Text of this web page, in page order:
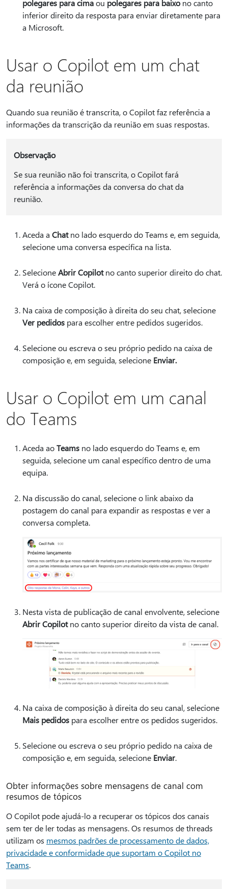
polegares para cimaou polegares para baixono canto
inferior direito da resposta para enviar diretamente para
a Microsoft.
Usar o Copilot em um chat
da reunião
Quando sua reunião é transcrita, o Copilot faz referência a
informações da transcrição da reunião em suas respostas.
Observação
Se sua reunião não foi transcrita, o Copilot fará
referência a informações da conversa do chat da
reunião.
Aceda a Chatno lado esquerdo do Teams e, em seguida,
selecione uma conversa específica na lista.
SelecioneAbrir Copilotno canto superior direito do chat.
Verá o ícone Copilot.
Na caixa de composição à direita do seu chat, selecione
Ver pedidos para escolher entre pedidos sugeridos.
Selecione ou escreva o seu próprio pedido na caixa de
composição e, em seguida, selecione Enviar.
Usar o Copilot em um canal
do Teams
Aceda aoTeams no lado esquerdo do Teams e, em
seguida, selecione um canal específico dentro de uma
equipa.
Na discussão do canal, selecione o link abaixo da
postagem do canal para expandir as respostas e ver a
conversa completa.
Nesta vista de publicação de canal envolvente, selecione
Abrir Copilotno canto superior direito da vista de canal.
Na caixa de composição à direita do seu canal, selecione
Mais pedidos para escolher entre os pedidos sugeridos.
Selecione ou escreva o seu próprio pedido na caixa de
composição e, em seguida, selecione Enviar.
Obter informações sobre mensagens de canal com
resumos de tópicos
O Copilot pode ajudá-lo a recuperar os tópicos dos canais
sem ter de ler todas as mensagens. Os resumos de threads
utilizam os mesmos padrões de processamento de dados,
privacidade e conformidade que suportam o Copilot no
Teams.